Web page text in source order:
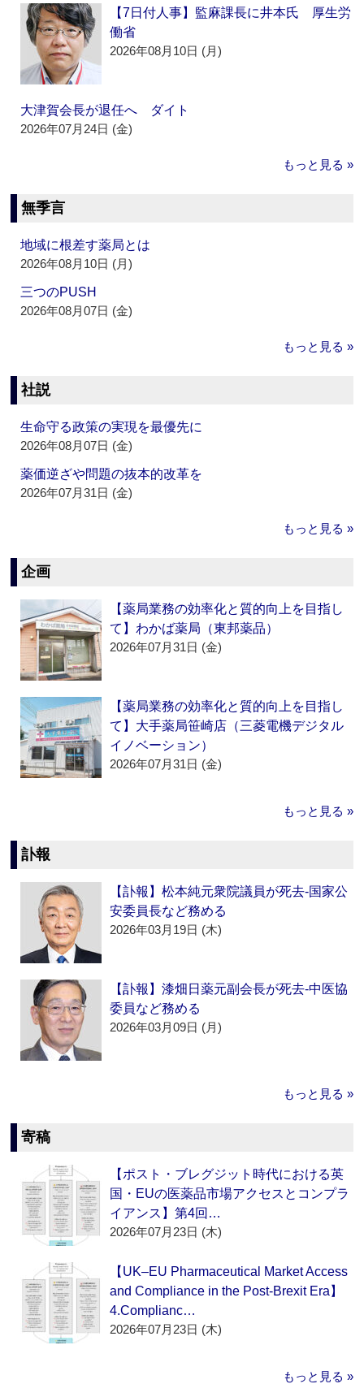
【7日付人事】監麻課長に井本氏 厚生労
働省
2026年08月10日 (月)
大津賀会長が退任へ ダイト
2026年07月24日 (金)
もっと見る »
無季言
地域に根差す薬局とは
2026年08月10日 (月)
三つのPUSH
2026年08月07日 (金)
もっと見る »
社説
生命守る政策の実現を最優先に
2026年08月07日 (金)
薬価逆ざや問題の抜本的改革を
2026年07月31日 (金)
もっと見る »
企画
【薬局業務の効率化と質的向上を目指し
て】わかば薬局（東邦薬品）
2026年07月31日 (金)
【薬局業務の効率化と質的向上を目指し
て】大手薬局笹崎店（三菱電機デジタル
イノベーション）
2026年07月31日 (金)
もっと見る »
訃報
【訃報】松本純元衆院議員が死去‐国家公
安委員長など務める
2026年03月19日 (木)
【訃報】漆畑日薬元副会長が死去‐中医協
委員など務める
2026年03月09日 (月)
もっと見る »
寄稿
【ポスト・ブレグジット時代における英
国・EUの医薬品市場アクセスとコンプラ
イアンス】第4回…
2026年07月23日 (木)
【UK–EU Pharmaceutical Market Access
and Compliance in the Post-Brexit Era】
4.Complianc…
2026年07月23日 (木)
もっと見る »